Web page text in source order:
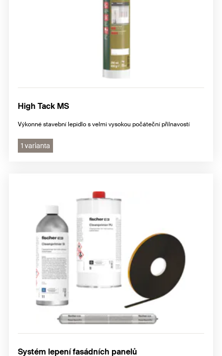
High Tack MS
Výkonné stavební lepidlo s velmi vysokou počáteční přilnavostí
1 varianta
Systém lepení fasádních panelů